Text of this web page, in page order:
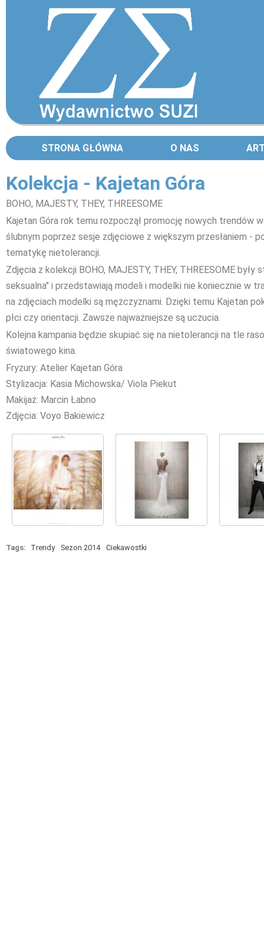
STRONA GŁÓWNA O NAS
Kolekcja - Kajetan Góra
BOHO, MAJESTY, THEY, THREESOME
Kajetan Góra rok temu rozpoczął promocję nowych trendów
ślubnym poprzez sesje zdjęciowe z większym przesłaniem -
tematykę nietolerancji.
Zdjęcia z kolekcji BOHO, MAJESTY, THEY, THREESOME
seksualna" i przedstawiają modeli i modelki nie koniecznie w
na zdjęciach modelki są mężczyznami. Dzięki temu Kajetan
płci czy orientacji. Zawsze najważniejsze są uczucia.
Kolejna kampania będzie skupiać się na nietolerancji na tle
światowego kina.
Fryzury: Atelier Kajetan Góra
Stylizacja: Kasia Michowska/ Viola Piekut
Makijaż: Marcin Łabno
Zdjęcia: Voyo Bakiewicz
Tags: Trendy Sezon 2014 Ciekawostki